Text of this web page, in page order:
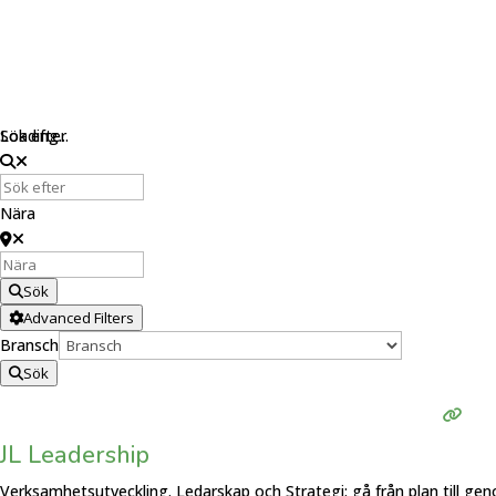
Loading...
Sök efter
Nära
Sök
Advanced Filters
Bransch
Sök
JL Leadership
Verksamhetsutveckling. Ledarskap och Strategi: gå från plan till